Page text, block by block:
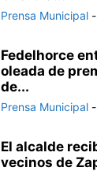
Prensa Municipal -
Fedelhorce
oleada de
de...
Prensa Municipal -
El alcalde
vecinos de